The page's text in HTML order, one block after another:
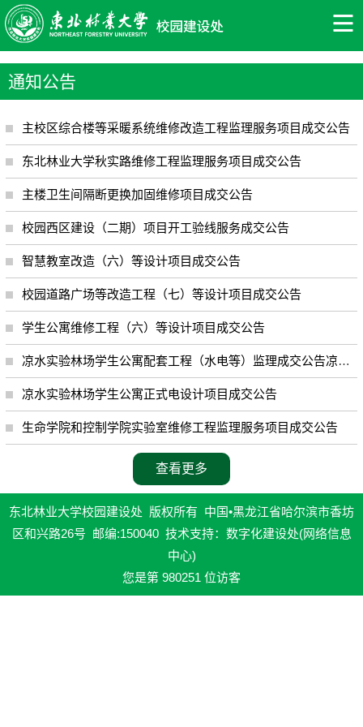
通知公告
主校区综合楼等采暖系统维修改造工程监理服务项目成交公告
东北林业大学秋实路维修工程监理服务项目成交公告
主楼卫生间隔断更换加固维修项目成交公告
校园西区建设（二期）项目开工验线服务成交公告
智慧教室改造（六）等设计项目成交公告
校园道路广场等改造工程（七）等设计项目成交公告
学生公寓维修工程（六）等设计项目成交公告
凉水实验林场学生公寓配套工程（水电等）监理成交公告凉水实验林场学生公寓配套工程（水电等）监理 成交公告
凉水实验林场学生公寓正式电设计项目成交公告
生命学院和控制学院实验室维修工程监理服务项目成交公告
查看更多
东北林业大学校园建设处 版权所有 中国•黑龙江省哈尔滨市香坊
区和兴路26号 邮编:150040 技术支持：数字化建设处(网络信息
中心)
您是第 980251 位访客